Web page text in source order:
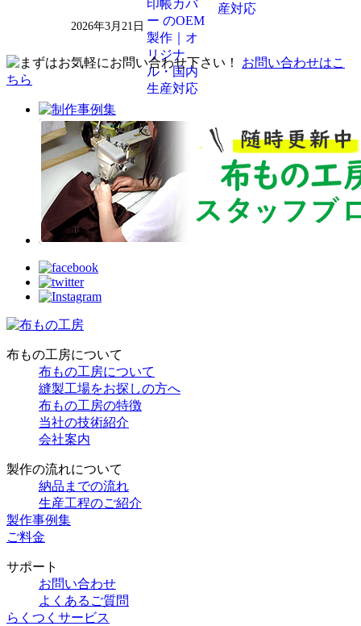
産対応
2026年3月21日
お問い合わせはこ
ちら
布もの工房について
布もの工房について
縫製工場をお探しの方へ
布もの工房の特徴
当社の技術紹介
会社案内
製作の流れについて
納品までの流れ
生産工程のご紹介
製作事例集
ご料金
サポート
お問い合わせ
よくあるご質問
らくつくサービス